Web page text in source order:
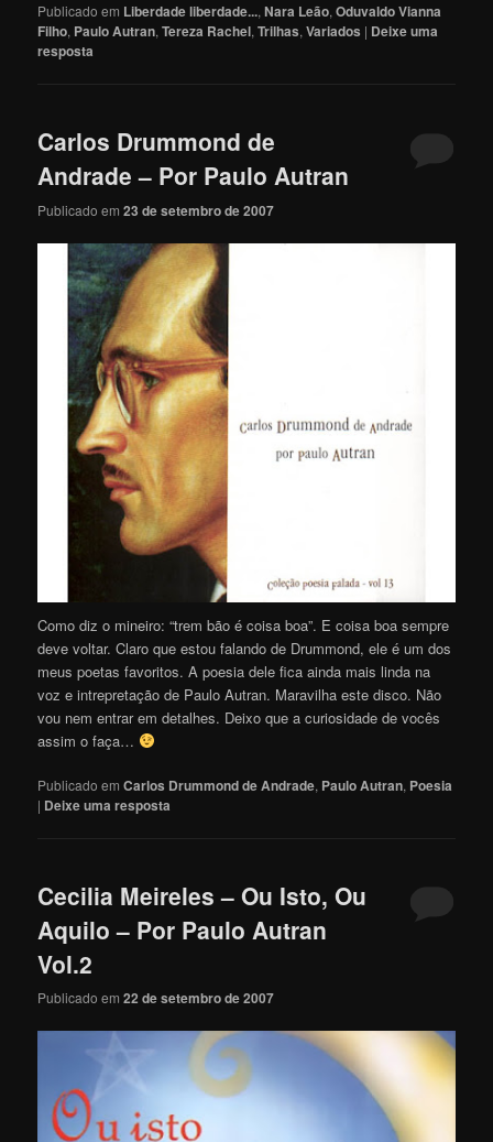
Publicado em Liberdade liberdade...,Nara Leão,Oduvaldo Vianna
Filho, Paulo Autran,Tereza Rachel,Trilhas,Variados | Deixe uma
resposta
Carlos Drummond de
Andrade – Por Paulo Autran
Publicado em23 de setembro de 2007
Como diz o mineiro: “trem bão é coisa boa”. E coisa boa sempre
deve voltar. Claro que estou falando de Drummond, ele é um dos
meus poetas favoritos. A poesia dele fica ainda mais linda na
voz e intrepretação de Paulo Autran. Maravilha este disco. Não
vou nem entrar em detalhes. Deixo que a curiosidade de vocês
assim o faça…
Publicado em Carlos Drummond de Andrade, Paulo Autran, Poesia
| Deixe uma resposta
Cecilia Meireles – Ou Isto, Ou
Aquilo – Por Paulo Autran
Vol.2
Publicado em22 de setembro de 2007